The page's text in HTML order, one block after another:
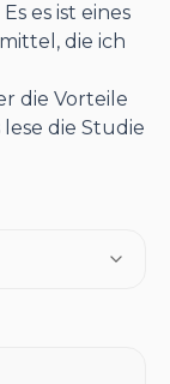
es ist eines
die ich
die Vorteile
die Studie